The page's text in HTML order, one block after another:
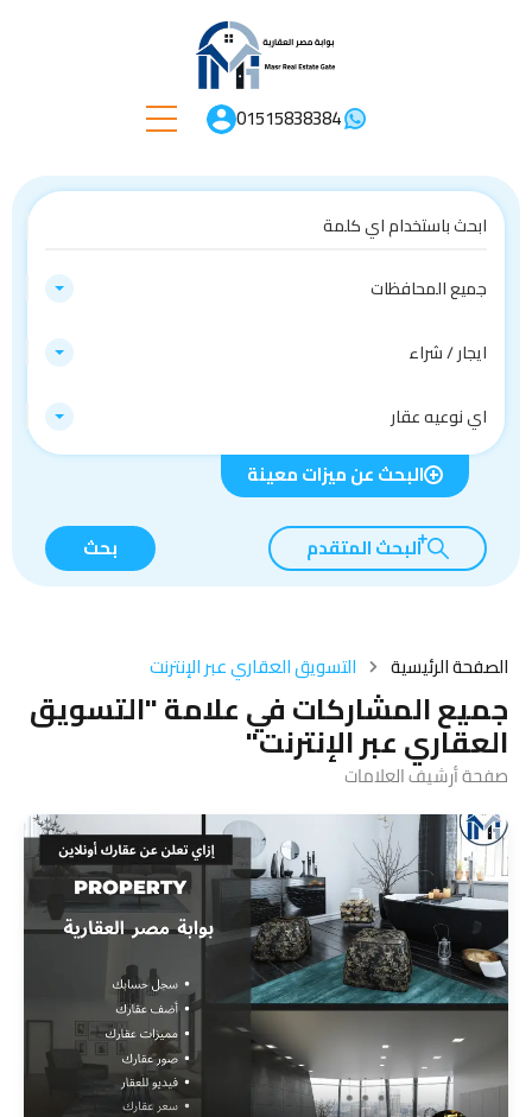
01515838384
جميع المحافظات
ايجار / شراء
اي نوعيه عقار
البحث عن ميزات معينة
البحث المتقدم بحث
الصفحة الرئيسية التسويق العقاري عبر الإنترنت
جميع المشاركات في علامة "التسويق
العقاري عبر الإنترنت"
صفحة أرشيف العلامات